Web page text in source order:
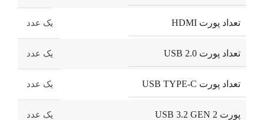
تعداد پورت HDMI یک عدد
تعداد پورت USB 2.0 یک عدد
تعداد پورت USB TYPE-C یک عدد
پورت USB 3.2 GEN 2 یک عدد